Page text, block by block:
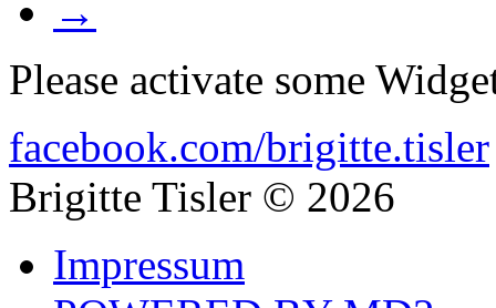
→
Please activate some
facebook.com/brigitte.tisler
Brigitte Tisler © 2026
Impressum